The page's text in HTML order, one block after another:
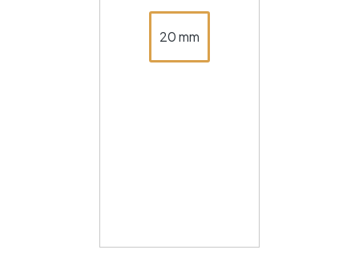
20 mm